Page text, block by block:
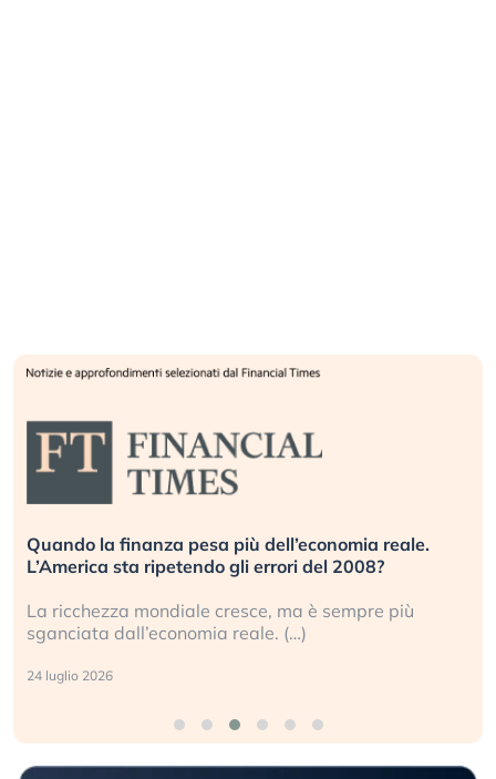
Russia e Cina pronti a spegnere Starlink. Gli
investitori stanno sottovalutando il rischio?
Gli investitori tech continuano a ignorare il rischio
geopolitico: il (…)
17 luglio 2026